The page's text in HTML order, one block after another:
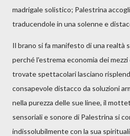
madrigale solistico; Palestrina
traducendole in una solenne e
Il brano si fa manifesto di una realtà
perché l'estrema economia dei
trovate spettacolari lasciano
consapevole distacco da soluzioni
nella purezza delle sue linee, il
sensoriali e sonore di Palestrina si
indissolubilmente con la sua